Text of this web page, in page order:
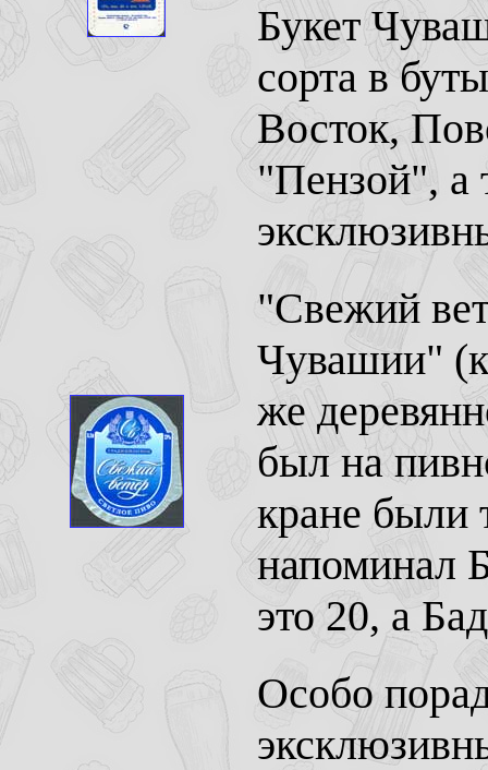
Букет
сорта в
Восток,
"Пензой", а
"Свежий
Чувашии"
же
был на
кране были
напоминал
это 20, а
Особо